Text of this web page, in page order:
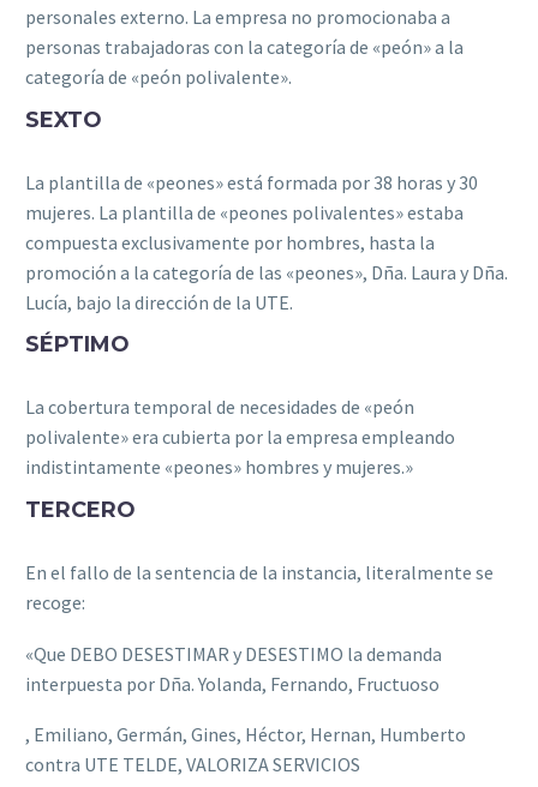
personales externo. La empresa no promocionaba a
personas trabajadoras con la categoría de «peón» a la
categoría de «peón polivalente».
SEXTO
La plantilla de «peones» está formada por 38 horas y 30
mujeres. La plantilla de «peones polivalentes» estaba
compuesta exclusivamente por hombres, hasta la
promoción a la categoría de las «peones», Dña. Laura y Dña.
Lucía, bajo la dirección de la UTE.
SÉPTIMO
La cobertura temporal de necesidades de «peón
polivalente» era cubierta por la empresa empleando
indistintamente «peones» hombres y mujeres.»
TERCERO
En el fallo de la sentencia de la instancia, literalmente se
recoge:
«Que DEBO DESESTIMAR y DESESTIMO la demanda
interpuesta por Dña.Yolanda, Fernando, Fructuoso
, Emiliano, Germán, Gines, Héctor, Hernan, Humberto
contra UTE TELDE, VALORIZA SERVICIOS